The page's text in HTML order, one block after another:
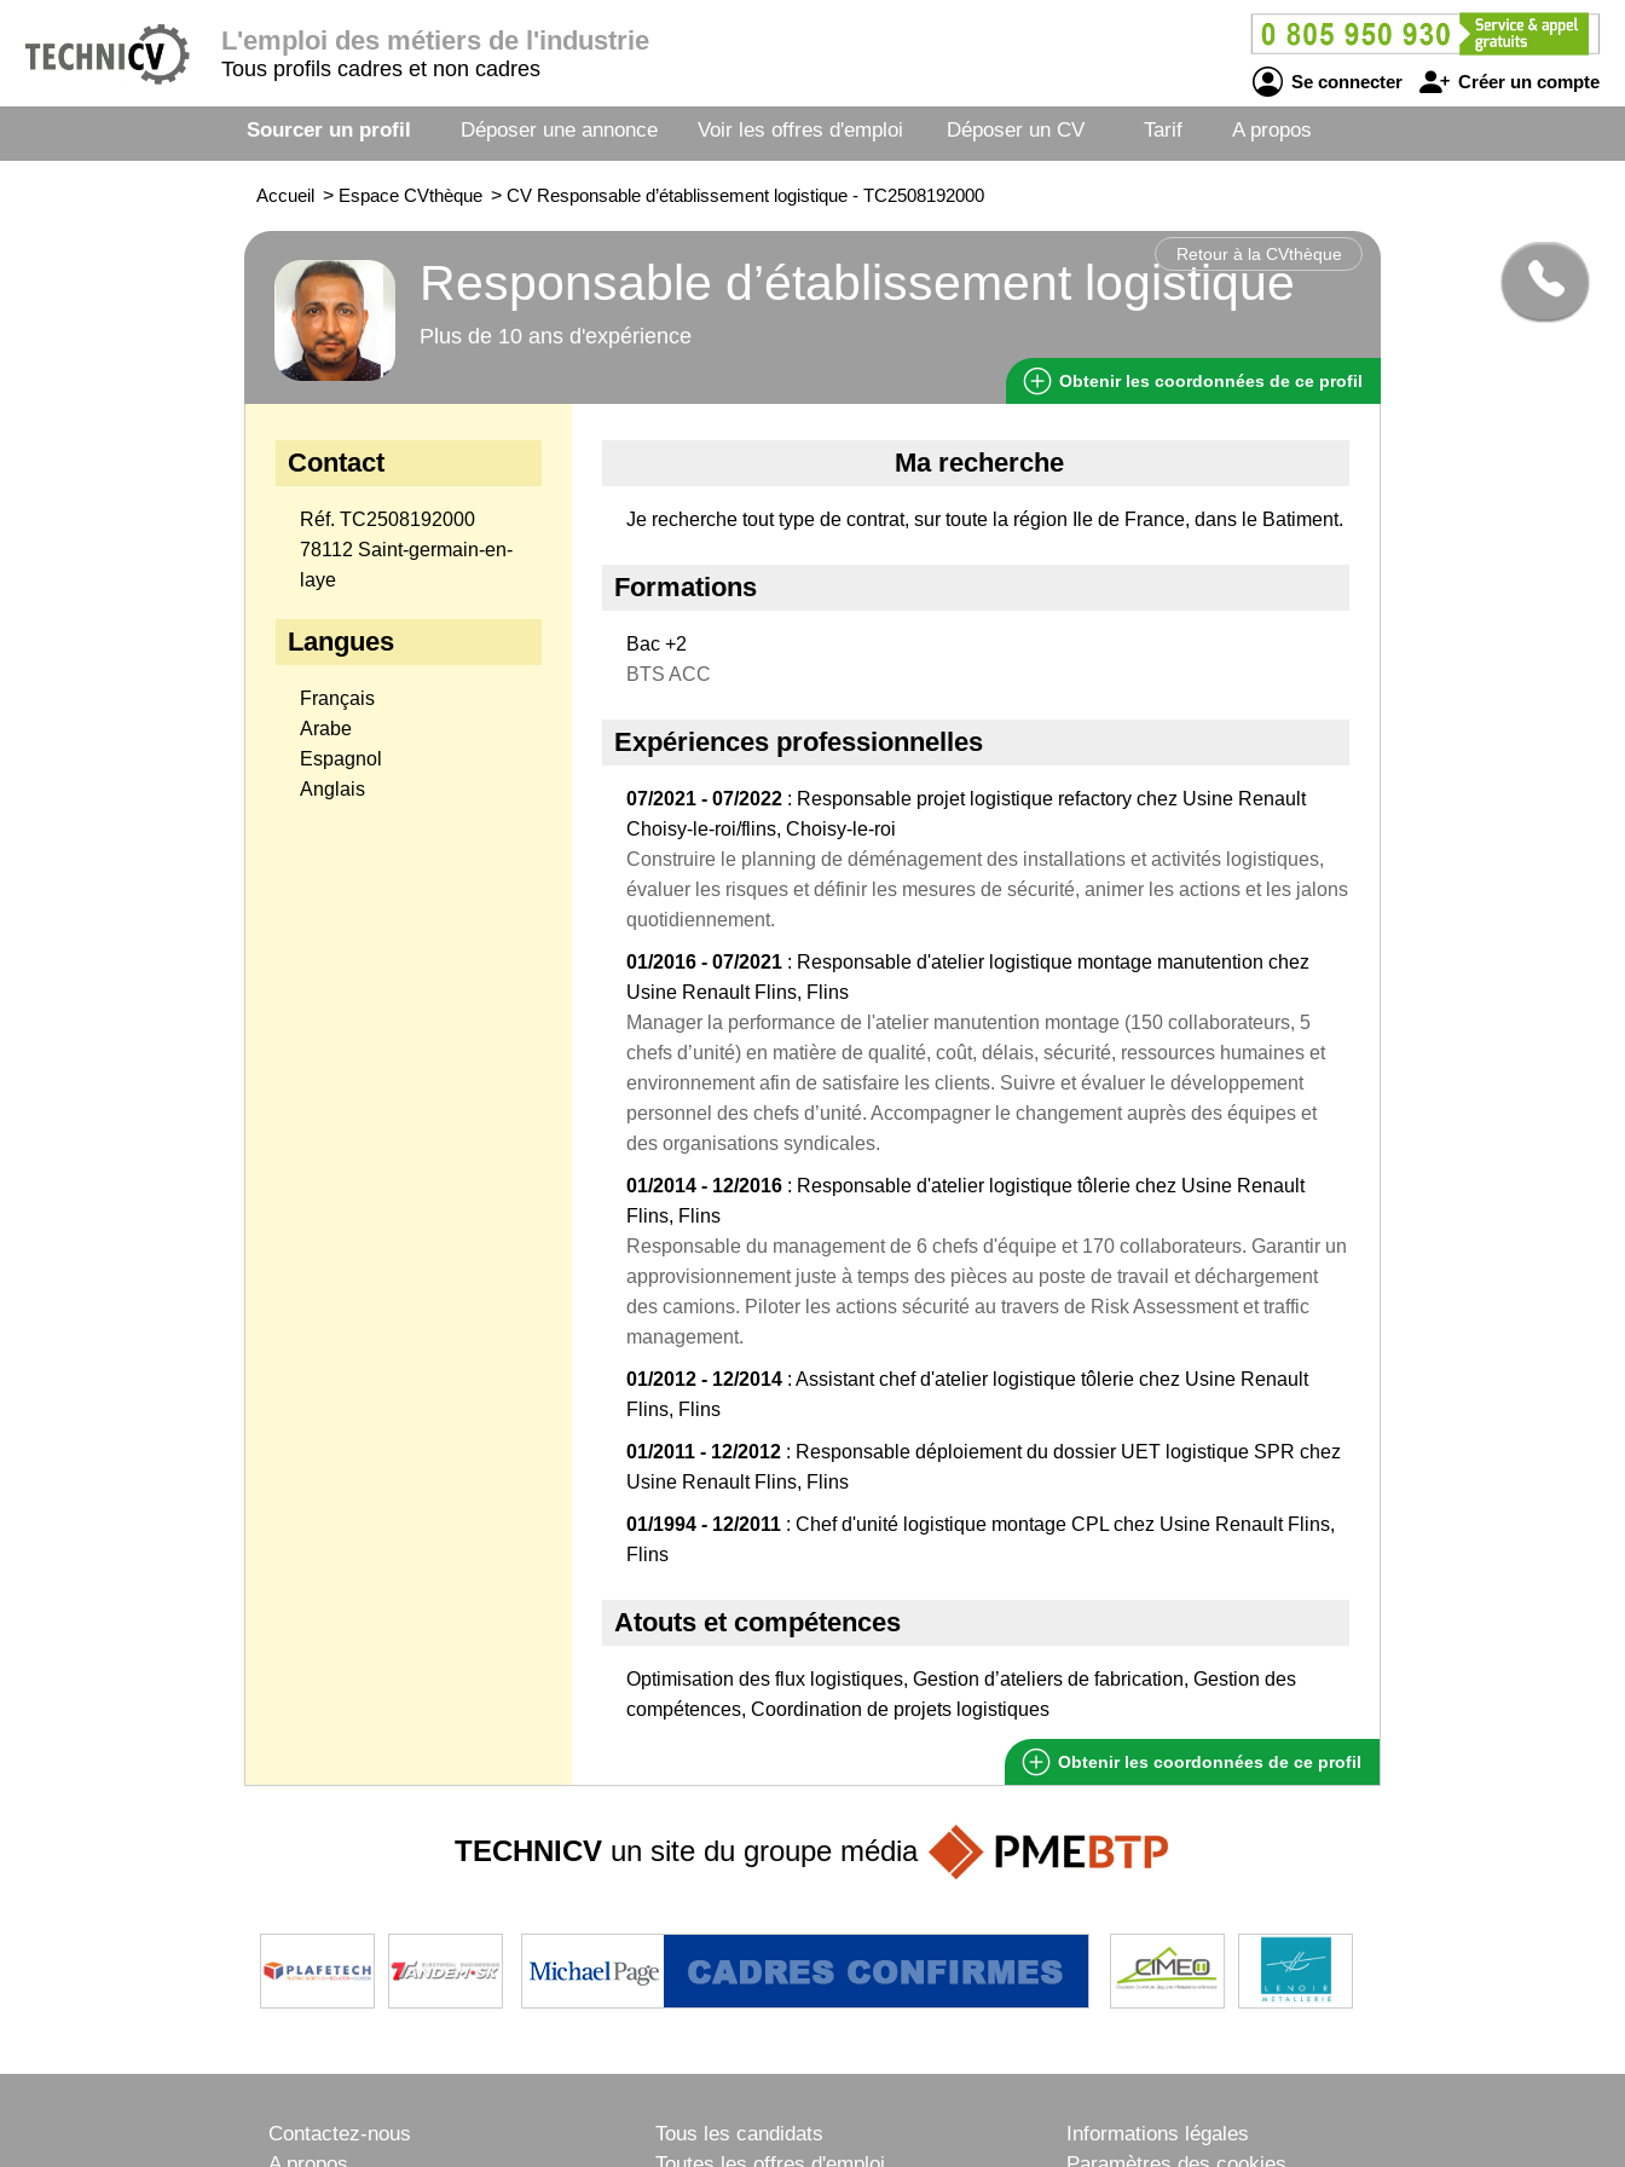
L'emploi des métiers de l'industrie
Tous profils cadres et non cadres
Se connecter Créer un compte
Sourcer un profil Déposer une annonce Voir les offres d'emploi Déposer un CV Tarif A propos
Accueil > Espace CVthèque > CV Responsable d’établissement logistique - TC2508192000
Retour à la CVthèque
Responsable d’établissement logistique
Plus de 10 ans d'expérience
Obtenir les coordonnées de ce profil
Contact
Réf. TC2508192000
78112 Saint-germain-en-
laye
Langues
Français
Arabe
Espagnol
Anglais
Ma recherche
Je recherche tout type de contrat, sur toute la région Ile de France, dans le Batiment.
Formations
Bac +2
BTS ACC
Expériences professionnelles
07/2021 - 07/2022 : Responsable projet logistique refactory chez Usine Renault
Choisy-le-roi/flins, Choisy-le-roi
Construire le planning de déménagement des installations et activités logistiques,
évaluer les risques et définir les mesures de sécurité, animer les actions et les jalons
quotidiennement.
01/2016 - 07/2021 : Responsable d'atelier logistique montage manutention chez
Usine Renault Flins, Flins
Manager la performance de l'atelier manutention montage (150 collaborateurs, 5
chefs d’unité) en matière de qualité, coût, délais, sécurité, ressources humaines et
environnement afin de satisfaire les clients. Suivre et évaluer le développement
personnel des chefs d’unité. Accompagner le changement auprès des équipes et
des organisations syndicales.
01/2014 - 12/2016 : Responsable d'atelier logistique tôlerie chez Usine Renault
Flins, Flins
Responsable du management de 6 chefs d'équipe et 170 collaborateurs. Garantir un
approvisionnement juste à temps des pièces au poste de travail et déchargement
des camions. Piloter les actions sécurité au travers de Risk Assessment et traffic
management.
01/2012 - 12/2014 : Assistant chef d'atelier logistique tôlerie chez Usine Renault
Flins, Flins
01/2011 - 12/2012 : Responsable déploiement du dossier UET logistique SPR chez
Usine Renault Flins, Flins
01/1994 - 12/2011 : Chef d'unité logistique montage CPL chez Usine Renault Flins,
Flins
Atouts et compétences
Optimisation des flux logistiques, Gestion d’ateliers de fabrication, Gestion des
compétences, Coordination de projets logistiques
Obtenir les coordonnées de ce profil
TECHNICVun site du groupe média
Contactez-nous
Tous les candidats
Informations légales